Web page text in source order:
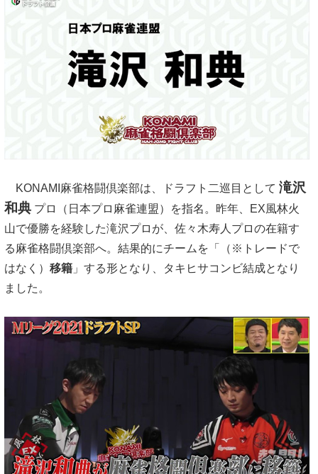
KONAMI麻雀格闘倶楽部は、ドラフト二巡目として 滝沢
和典 プロ（日本プロ麻雀連盟）を指名。昨年、EX風林火
山で優勝を経験した滝沢プロが、佐々木寿人プロの在籍す
る麻雀格闘倶楽部へ。結果的にチームを「（※トレードで
はなく） 移籍 」する形となり、タキヒサコンビ結成となり
ました。